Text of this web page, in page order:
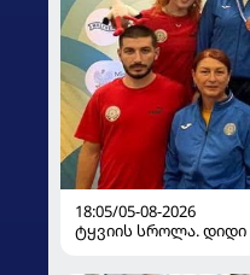
18:05/05-08-2026
ტყვიის სროლა.